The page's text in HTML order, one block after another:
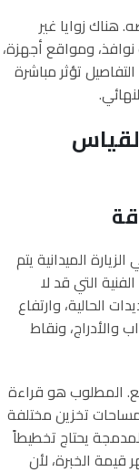
هناك زوايا غير
نوافذ، ومواقع أجهزة،
تؤثر مباشرة
الميدانية يتم
التي قد لا
الحالية، وارتفاع
والأدراج، ونقاط
المطلوب هو قراءة
تخزين مختلفة
يحتاج تخطيطاً
الخبرة، لأن